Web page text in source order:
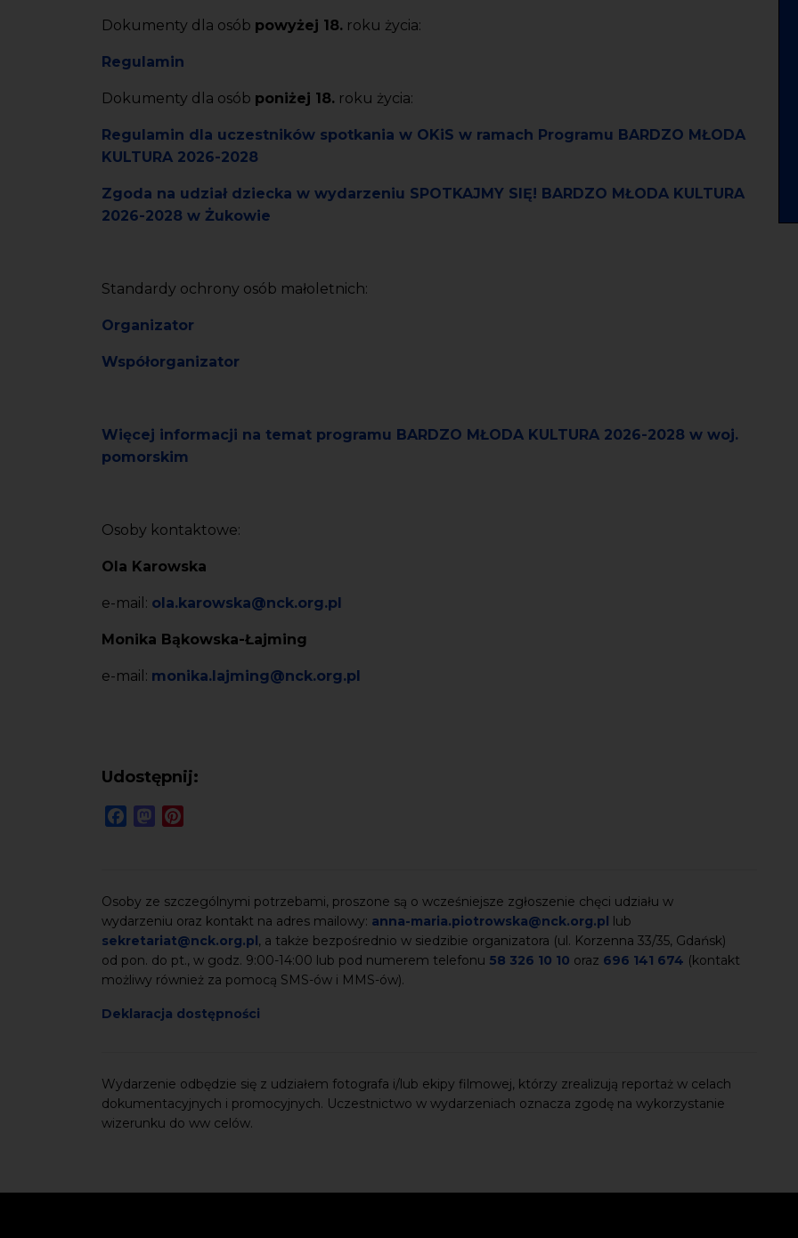
Dokumenty dla osób powyżej 18. roku życia:
Regulamin
Dokumenty dla osób poniżej 18. roku życia:
Regulamin dla uczestników spotkania w OKiS w ramach Programu BARDZO MŁODA
KULTURA 2026-2028
Zgoda na udział dziecka w wydarzeniu SPOTKAJMY SIĘ! BARDZO MŁODA KULTURA
2026-2028 w Żukowie
Standardy ochrony osób małoletnich:
Organizator
Współorganizator
Więcej informacji na temat programu BARDZO MŁODA KULTURA 2026-2028 w woj.
pomorskim
Osoby kontaktowe:
Ola Karowska
e-mail: ola.karowska@nck.org.pl
Monika Bąkowska-Łajming
e-mail: monika.lajming@nck.org.pl
Udostępnij:
FacebookMastodon
Osoby ze szczególnymi potrzebami, proszone są o wcześniejsze zgłoszenie chęci udziału w
wydarzeniu oraz kontakt na adres mailowy: anna-maria.piotrowska@nck.org.pl lub
sekretariat@nck.org.pl, a także bezpośrednio w siedzibie organizatora (ul. Korzenna 33/35, Gdańsk)
od pon. do pt., w godz. 9:00-14:00 lub pod numerem telefonu 58 326 10 10 oraz 696 141 674 (kontakt
możliwy również za pomocą SMS-ów i MMS-ów).
Deklaracja dostępności
Wydarzenie odbędzie się z udziałem fotografa i/lub ekipy filmowej, którzy zrealizują reportaż w celach
dokumentacyjnych i promocyjnych. Uczestnictwo w wydarzeniach oznacza zgodę na wykorzystanie
wizerunku do ww celów.